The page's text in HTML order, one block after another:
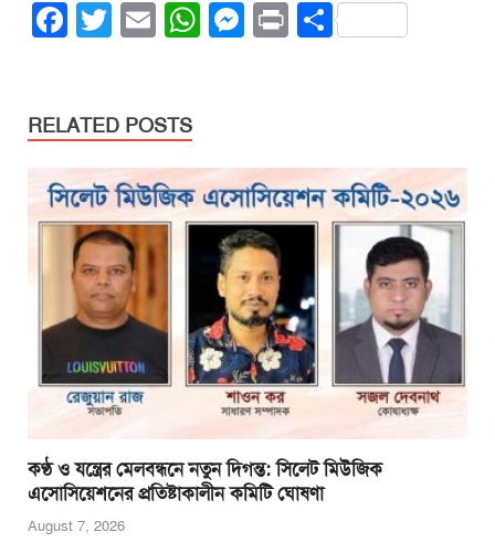
F
e
b
o
o
k
T
er
E
W
A
p
p
M
n
g
er
Pr S
RELATED POSTS
কণ্ঠ ও যন্ত্রের মেলবন্ধনে নতুন দিগন্ত: সিলেট মিউজিক
এসোসিয়েশনের প্রতিষ্টাকালীন কমিটি ঘোষণা
August 7, 2026